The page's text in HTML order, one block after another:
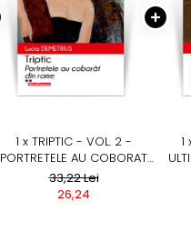
1 x TRIPTIC - VOL. 2 -
PORTRETELE AU COBORAT
DIN RAME - LUCIA
DEMETRIUS, EDITIA 2020
33,22 Lei
26,24
1